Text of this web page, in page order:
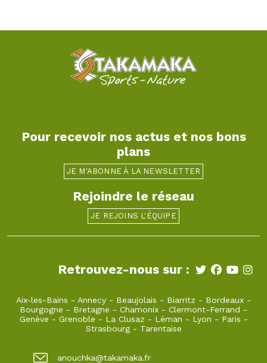
Pour recevoir nos actus et nos bons
plans
JE M'ABONNE À LA NEWSLETTER
Rejoindre le réseau
JE REJOINS L'ÉQUIPE
Retrouvez-nous sur :
Aix-les-Bains - Annecy - Beaujolais - Biarritz - Bordeaux -
Bourgogne - Bretagne - Chamonix - Clermont-Ferrand -
Genève - Grenoble - La Clusaz - Léman - Lyon - Paris -
Strasbourg- Tarentaise
anouchka@takamaka.fr